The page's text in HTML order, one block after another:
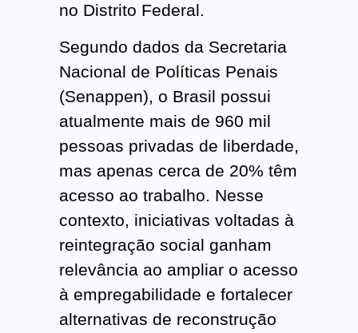
no Distrito Federal.
Segundo dados da Secretaria
Nacional de Políticas Penais
(Senappen), o Brasil possui
atualmente mais de 960 mil
pessoas privadas de liberdade,
mas apenas cerca de 20% têm
acesso ao trabalho. Nesse
contexto, iniciativas voltadas à
reintegração social ganham
relevância ao ampliar o acesso
à empregabilidade e fortalecer
alternativas de reconstrução